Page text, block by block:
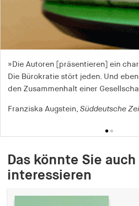
»Die Autoren [präsentieren] ein
Die Bürokratie stört jeden. Und
den Zusammenhalt einer
Franziska Augstein, Süddeutsche
»Lange Zeit haftete dem Wort
eindeutig Negatives an. ... Nun
geradezu ein Loblied auf die
Gunther Hartwig,Schwäbische Post
Das könnte Sie auch
interessieren